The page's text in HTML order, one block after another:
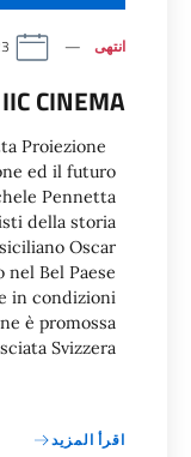
انتهى
IIC CINEMA
Proiezione
ed il futuro
Pennetta
della storia
Oscar
nel Bel Paese
in condizioni
è promossa
Svizzera […]
اقرأ المزيد